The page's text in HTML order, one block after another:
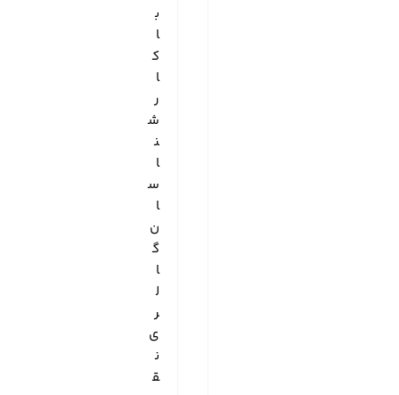
ب
ا
ک
ا
ر
ش
ن
ا
س
ا
ن
گ
ا
ل
ر
ی
ن
ق